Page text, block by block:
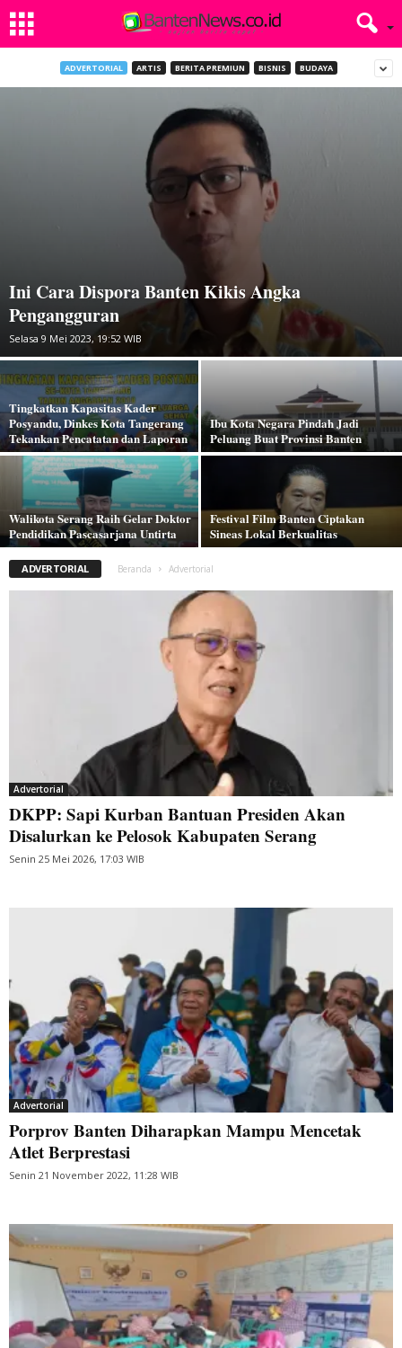
ADVERTORIAL ARTIS BERITA PREMIUN BISNIS BUDAYA
Ini Cara Dispora Banten Kikis Angka
Pengangguran
Selasa 9 Mei 2023, 19:52 WIB
Tingkatkan Kapasitas Kader
Posyandu, Dinkes Kota Tangerang
Tekankan Pencatatan dan Laporan
Ibu Kota Negara Pindah Jadi
Peluang Buat Provinsi Banten
Walikota Serang Raih Gelar Doktor
Pendidikan Pascasarjana Untirta
Festival Film Banten Ciptakan
Sineas Lokal Berkualitas
ADVERTORIAL Beranda Advertorial
Advertorial
DKPP: Sapi Kurban Bantuan Presiden Akan
Disalurkan ke Pelosok Kabupaten Serang
Senin 25 Mei 2026, 17:03 WIB
Advertorial
Porprov Banten Diharapkan Mampu Mencetak
Atlet Berprestasi
Senin 21 November 2022, 11:28 WIB